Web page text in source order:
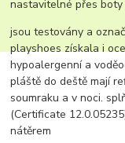
nastavitelné přes
jsou testovány a
playshoes získala i
hypoalergenní a
pláště do deště mají
soumraku a v noci.
(Certificate
nátěrem